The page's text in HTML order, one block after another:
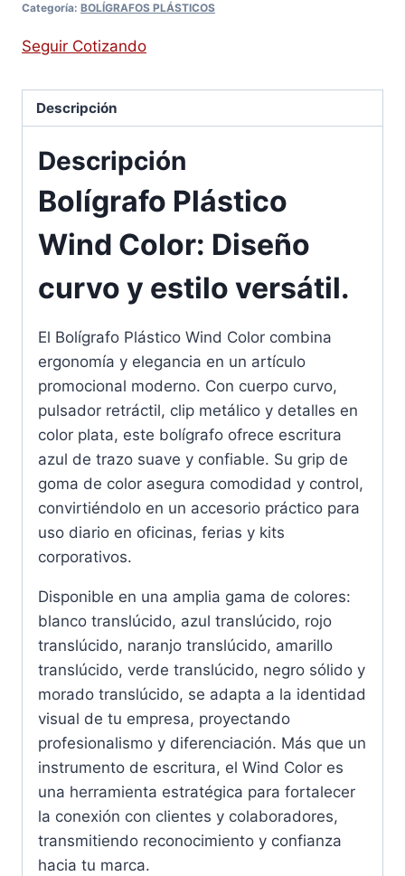
Categoría: BOLÍGRAFOS PLÁSTICOS
Seguir Cotizando
Descripción
Descripción
Bolígrafo Plástico
Wind Color: Diseño
curvo y estilo versátil.
El Bolígrafo Plástico Wind Color combina
ergonomía y elegancia en un artículo
promocional moderno. Con cuerpo curvo,
pulsador retráctil, clip metálico y detalles en
color plata, este bolígrafo ofrece escritura
azul de trazo suave y confiable. Su grip de
goma de color asegura comodidad y control,
convirtiéndolo en un accesorio práctico para
uso diario en oficinas, ferias y kits
corporativos.
Disponible en una amplia gama de colores:
blanco translúcido, azul translúcido, rojo
translúcido, naranjo translúcido, amarillo
translúcido, verde translúcido, negro sólido y
morado translúcido, se adapta a la identidad
visual de tu empresa, proyectando
profesionalismo y diferenciación. Más que un
instrumento de escritura, el Wind Color es
una herramienta estratégica para fortalecer
la conexión con clientes y colaboradores,
transmitiendo reconocimiento y confianza
hacia tu marca.